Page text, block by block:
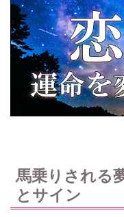
馬乗りされる
とサイン